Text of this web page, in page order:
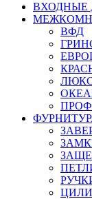
ВХОДНЫЕ
ВФД